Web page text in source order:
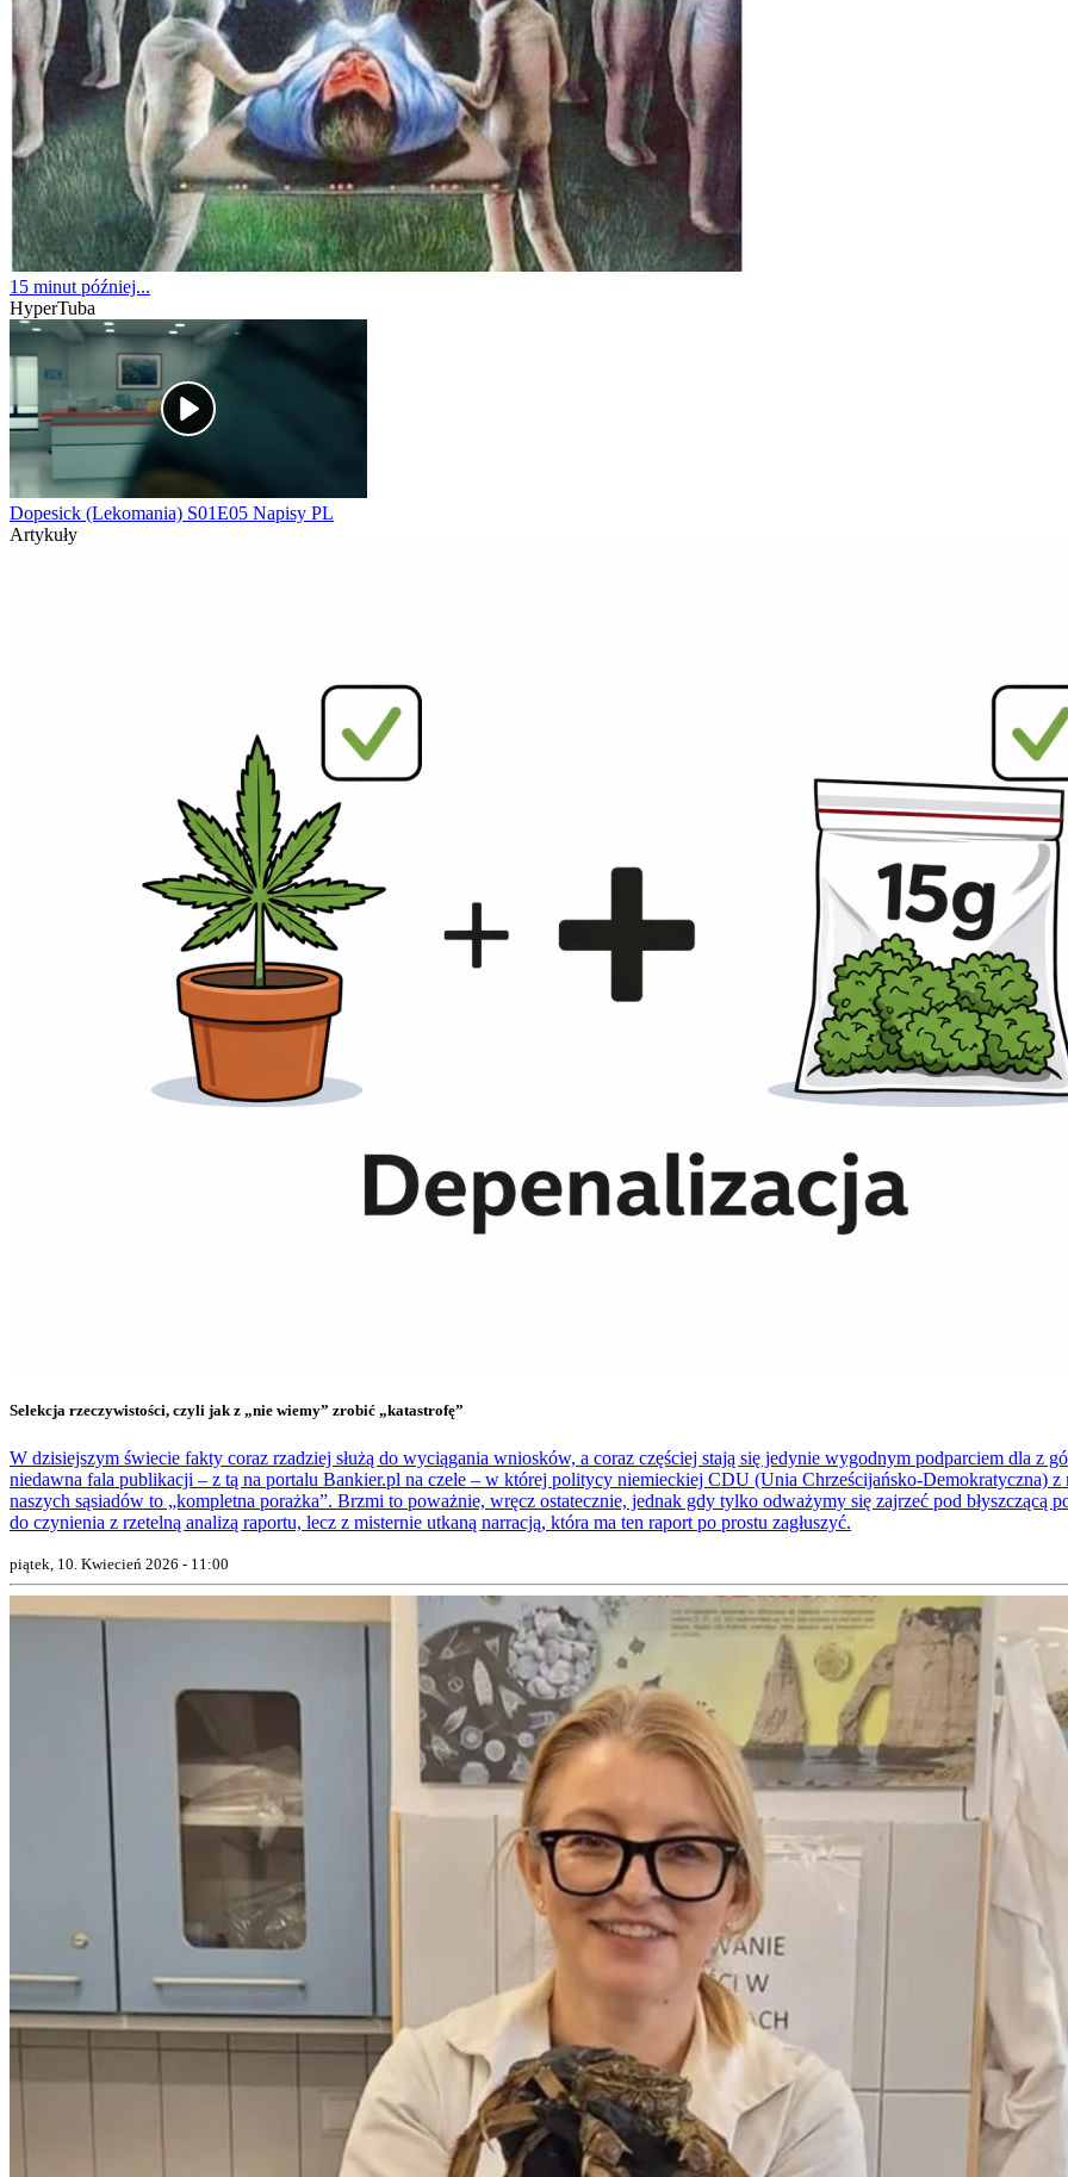
15 minut później...
HyperTuba
Dopesick (Lekomania) S01E05 Napisy PL
Artykuły
Selekcja rzeczywistości, czyli jak z „nie wiemy” zrobić „katastrofę”
W dzisiejszym świecie fakty coraz rzadziej służą do wyciągania wniosków, a coraz częściej stają się jedynie wygodnym podparciem dla z
niedawna fala publikacji – z tą na portalu Bankier.pl na czele – w której politycy niemieckiej CDU (Unia Chrześcijańsko-Demokratyczna) z
naszych sąsiadów to „kompletna porażka”. Brzmi to poważnie, wręcz ostatecznie, jednak gdy tylko odważymy się zajrzeć pod błyszczącą
do czynienia z rzetelną analizą raportu, lecz z misternie utkaną narracją, która ma ten raport po prostu zagłuszyć.
piątek, 10. Kwiecień 2026 - 11:00